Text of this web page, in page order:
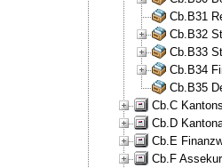
Cb.B31
Cb.B32
Cb.B33
Cb.B34
Cb.B35
Cb.C
Cb.D
Cb.E
Cb.F